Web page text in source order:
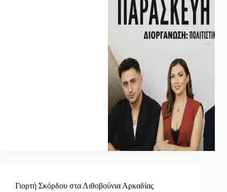
Γιορτή Σκόρδου στα Λιθοβούνια Αρκαδίας